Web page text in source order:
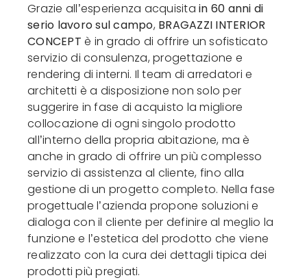
Grazie all’esperienza acquisita in 60 anni di
serio lavoro sul campo, BRAGAZZI INTERIOR
CONCEPT è in grado di offrire un sofisticato
servizio di consulenza, progettazione e
rendering di interni. Il team di arredatori e
architetti è a disposizione non solo per
suggerire in fase di acquisto la migliore
collocazione di ogni singolo prodotto
all’interno della propria abitazione, ma è
anche in grado di offrire un più complesso
servizio di assistenza al cliente, fino alla
gestione di un progetto completo. Nella fase
progettuale l’azienda propone soluzioni e
dialoga con il cliente per definire al meglio la
funzione e l’estetica del prodotto che viene
realizzato con la cura dei dettagli tipica dei
prodotti più pregiati.